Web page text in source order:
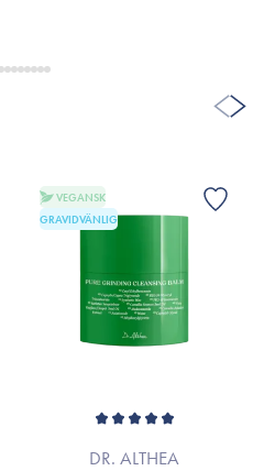
VEGANSK
GRAVIDVÄNLIG
DR. ALTHEA